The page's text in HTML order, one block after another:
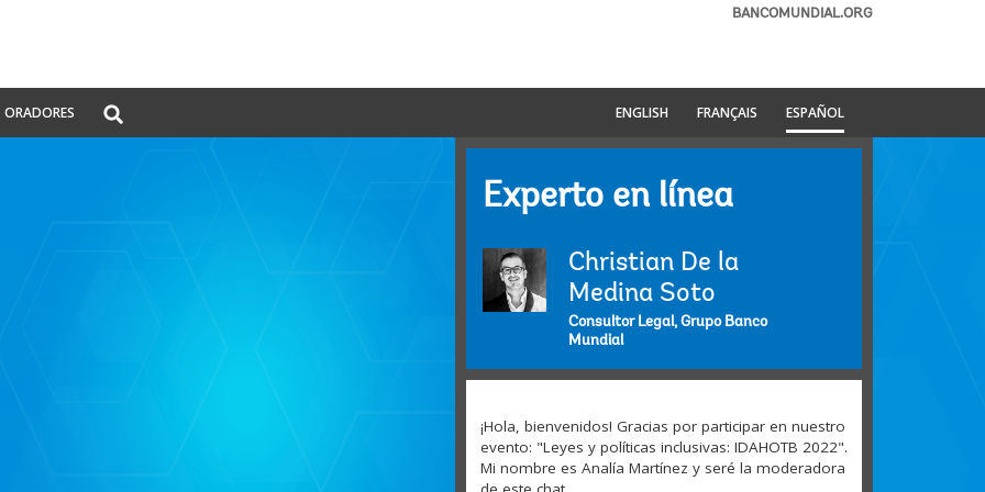
BANCOMUNDIAL.ORG
ORADORES
Global
Search
ENGLISH FRANÇAIS ESPAÑOL
Experto en línea
Christian De la
Medina Soto
Consultor Legal, Grupo Banco
Mundial
¡Hola, bienvenidos! Gracias por participar en nuestro
evento: "Leyes y políticas inclusivas: IDAHOTB 2022".
Mi nombre es Analía Martínez y seré la moderadora